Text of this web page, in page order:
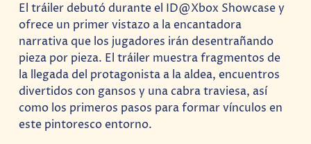
El tráiler debutó durante el ID@Xbox Showcase y
ofrece un primer vistazo a la encantadora
narrativa que los jugadores irán desentrañando
pieza por pieza. El tráiler muestra fragmentos de
la llegada del protagonista a la aldea, encuentros
divertidos con gansos y una cabra traviesa, así
como los primeros pasos para formar vínculos en
este pintoresco entorno.